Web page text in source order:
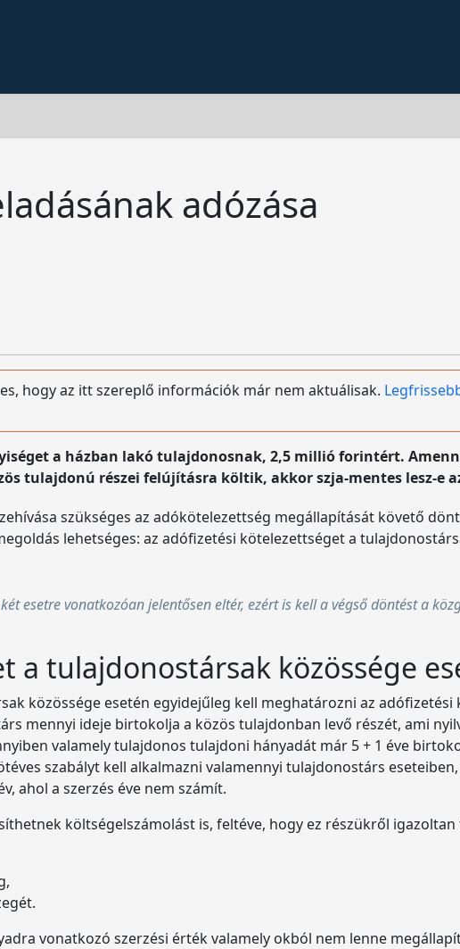
adózása
hogy az itt szereplő információk már nem aktuálisak.
a házban lakó tulajdonosnak, 2,5 millió forintért.
tulajdonú részei felújításra költik, akkor szja-mentes lesz-e
szükséges az adókötelezettség megállapítását követő
lehetséges: az adófizetési kötelezettséget a
esetre vonatkozóan jelentősen eltér, ezért is kell a végső döntést a
a tulajdonostársak közössége
közössége esetén egyidejűleg kell meghatározni az adófizetési
mennyi ideje birtokolja a közös tulajdonban levő részét, ami
valamely tulajdonos tulajdoni hányadát már 5 + 1 éve
szabályt kell alkalmazni valamennyi tulajdonostárs
ahol a szerzés éve nem számít.
költségelszámolást is, feltéve, hogy ez részükről
vonatkozó szerzési érték valamely okból nem lenne